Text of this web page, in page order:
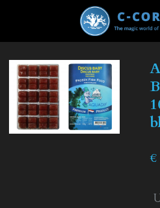
hoofdinhoud
€